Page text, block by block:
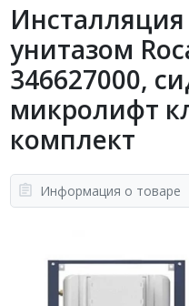
Инсталляция
унитазом
346627000,
микролифт
комплект
Информация о товаре